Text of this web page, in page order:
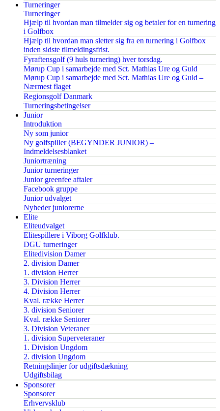
Turneringer
Turneringer
Hjælp til hvordan man tilmelder sig og betaler for en turnering
i Golfbox
Hjælp til hvordan man sletter sig fra en turnering i Golfbox
inden sidste tilmeldingsfrist.
Fyraftensgolf (9 huls turnering) hver torsdag.
Mørup Cup i samarbejde med Sct. Mathias Ure og Guld
Mørup Cup i samarbejde med Sct. Mathias Ure og Guld –
Nærmest flaget
Regionsgolf Danmark
Turneringsbetingelser
Junior
Introduktion
Ny som junior
Ny golfspiller (BEGYNDER JUNIOR) –
Indmeldelsesblanket
Juniortræning
Junior turneringer
Junior greenfee aftaler
Facebook gruppe
Junior udvalget
Nyheder juniorerne
Elite
Eliteudvalget
Elitespillere i Viborg Golfklub.
DGU turneringer
Elitedivision Damer
2. division Damer
1. division Herrer
3. Division Herrer
4. Division Herrer
Kval. række Herrer
3. division Seniorer
Kval. række Seniorer
3. Division Veteraner
1. division Superveteraner
1. Division Ungdom
2. division Ungdom
Retningslinjer for udgiftsdækning
Udgiftsbilag
Sponsorer
Sponsorer
Erhvervsklub